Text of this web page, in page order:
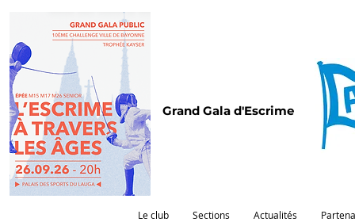
Grand Gala d'Escrime
Le club Sections Actualités